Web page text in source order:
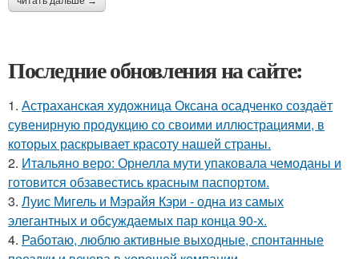
Последние обновления на сайте:
1. Астраханская художница Оксана осадченко создаёт
сувенирную продукцию со своими иллюстрациями, в
которых раскрывает красоту нашей страны.
2. Итальяно веро: Орнелла мути упаковала чемоданы и
готовится обзавестись красным паспортом.
3. Луис Мигель и Мэрайя Кэри - одна из самых
элегантных и обсуждаемых пар конца 90-х.
4. Работаю, люблю активные выходные, спонтанные